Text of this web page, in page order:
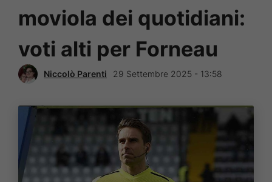
moviola dei quotidiani:
voti alti per Forneau
Niccolò Parenti 29 Settembre 2025 - 13:58